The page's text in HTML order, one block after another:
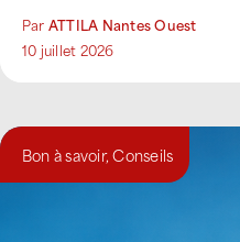
Par ATTILA Nantes Ouest
10 juillet 2026
Bon à savoir,Conseils